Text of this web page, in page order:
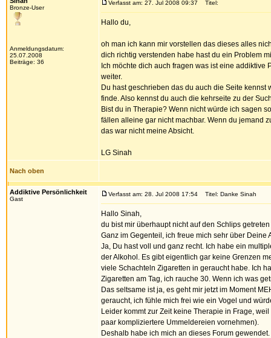
Bronze-User
Anmeldungsdatum:
25.07.2008
Beiträge: 36
Verfasst am: 27. Jul 2008 09:37 Titel:
Hallo du,
oh man ich kann mir vorstellen das dieses alles
dich richtig verstenden habe hast du ein Problem
Ich möchte dich auch fragen was ist eine
weiter.
Du hast geschrieben das du auch die Seite
finde. Also kennst du auch die kehrseite zu der
Bist du in Therapie? Wenn nicht würde ich sagen
fällen alleine gar nicht machbar. Wenn du jemand
das war nicht meine Absicht.
LG Sinah
Nach oben
Addiktive Persönlichkeit
Gast
Verfasst am: 28. Jul 2008 17:54 Titel: Danke Sinah
Hallo Sinah,
du bist mir überhaupt nicht auf den Schlips
Ganz im Gegenteil, ich freue mich sehr über Deine
Ja, Du hast voll und ganz recht. Ich habe ein
der Alkohol. Es gibt eigentlich gar keine Grenzen
viele Schachteln Zigaretten in geraucht habe. Ich
Zigaretten am Tag, ich rauche 30. Wenn ich was
Das seltsame ist ja, es geht mir jetzt im Moment
geraucht, ich fühle mich frei wie ein Vogel und
Leider kommt zur Zeit keine Therapie in Frage,
paar kompliziertere Ummeldereien vornehmen).
Deshalb habe ich mich an dieses Forum gewendet.